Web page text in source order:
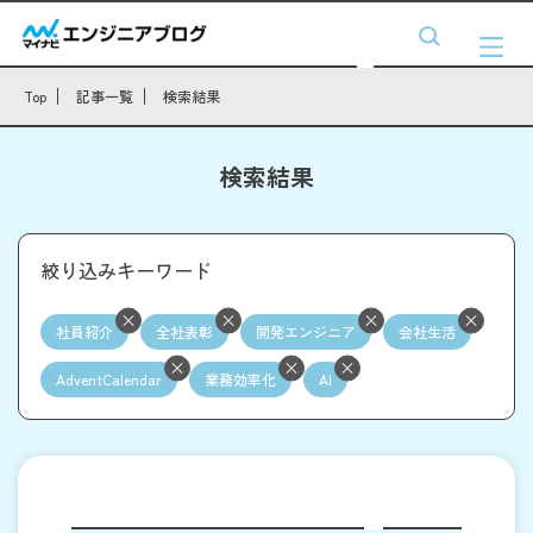
Top 記事一覧 検索結果
検索結果
絞り込みキーワード
社員紹介 全社表彰 開発エンジニア 会社生活
AdventCalendar 業務効率化 AI